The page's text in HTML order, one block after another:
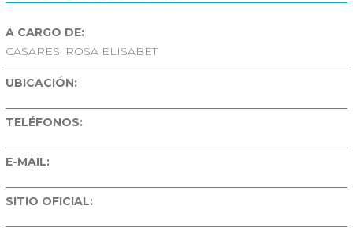
A CARGO DE:
CASARES, ROSA ELISABET
UBICACIÓN:
TELÉFONOS:
E-MAIL:
SITIO OFICIAL: